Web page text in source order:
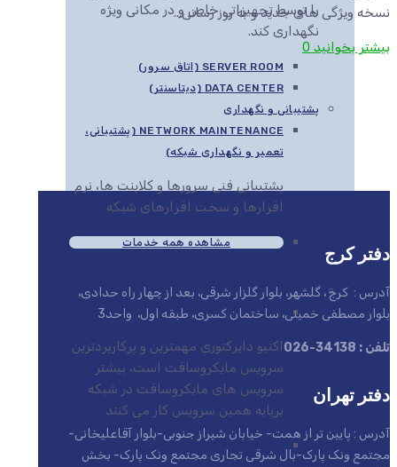
را توسط تجهیزاتی خاص و در مکانی ویژه
نگهداری کند.
SERVER ROOM (اتاق سرور)
DATA CENTER (دیتاسنتر)
پشتیبانی و نگهداری
NETWORK MAINTENANCE (پشتیبانی،
تعمیر و نگهداری شبکه)
پشتیبانی فنی سرورها و کلاینت ها، نرم
افزارها و سخت افزارهای شبکه
مشاهده همه خدمات
مایکروسافت
ACTIVE DIRECTORY (AD)
اکتیو دایرکتوری مهمترین و پرکاربردترین
سرویس مایکروسافت است، بیشتر
سرویس های مایکروسافت در شبکه
برپایه همین سرویس کار می کنند
نسخه ویژگی های جدید و به روز رسانی...
بیشتر بخوانید 0
دفتر کرج
آدرس : کرج ، گلشهر، بلوار گلزار شرقی، بعد از چهار راه حدادی،
بلوار مصطفی خمینی، ساختمان کسری، طبقه اول، واحد3
تلفن : 34138-026
دفتر تهران
آدرس : پایین تر از همت- خیابان شیراز جنوبی-بلوار آقاعلیخانی-
مجتمع ونک پارک-بال شرقی تجاری مجتمع ونک پارک- بخش